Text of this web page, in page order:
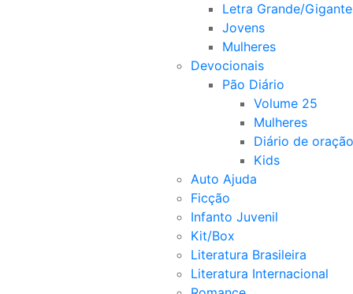
Letra Grande/Gigante
Jovens
Mulheres
Devocionais
Pão Diário
Volume 25
Mulheres
Diário de oração
Kids
Auto Ajuda
Ficção
Infanto Juvenil
Kit/Box
Literatura Brasileira
Literatura Internacional